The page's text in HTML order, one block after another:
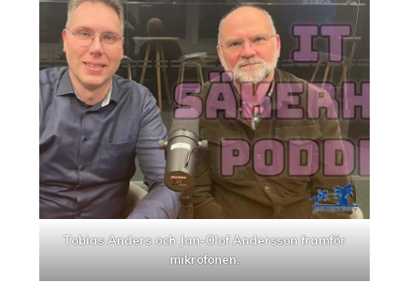
Tobias Anders och Jan-Olof Andersson framför
mikrofonen.